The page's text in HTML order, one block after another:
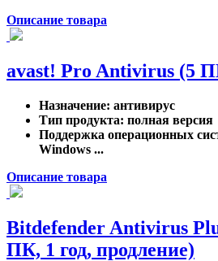
Описание товара
avast! Pro Antivirus (5
Назначение: антивирус
Тип продукта: полная версия
Поддержка операционных
Windows ...
Описание товара
Bitdefender Antivirus
ПК, 1 год, продление)